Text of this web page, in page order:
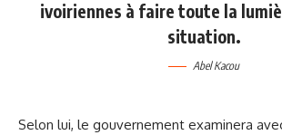
ivoiriennes à faire toute la
situation.
Abel Kacou
Selon lui, le gouvernement examinera